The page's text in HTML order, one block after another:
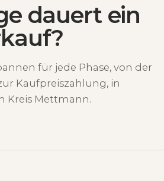
dauert ein
für jede Phase, von der
Kaufpreiszahlung, in
Kreis Mettmann.